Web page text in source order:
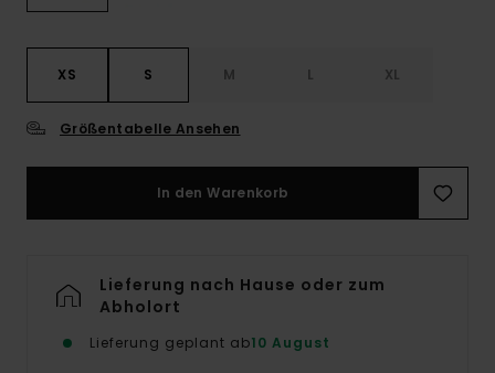
XS S M L XL
Größentabelle Ansehen
In den Warenkorb
Lieferung nach Hause oder zum
Abholort
Lieferung geplant ab10 August